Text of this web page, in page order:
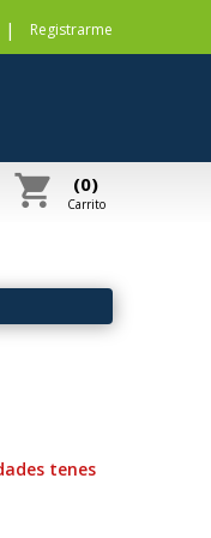
| Registrarme
shopping_cart (0)
Carrito
tenes